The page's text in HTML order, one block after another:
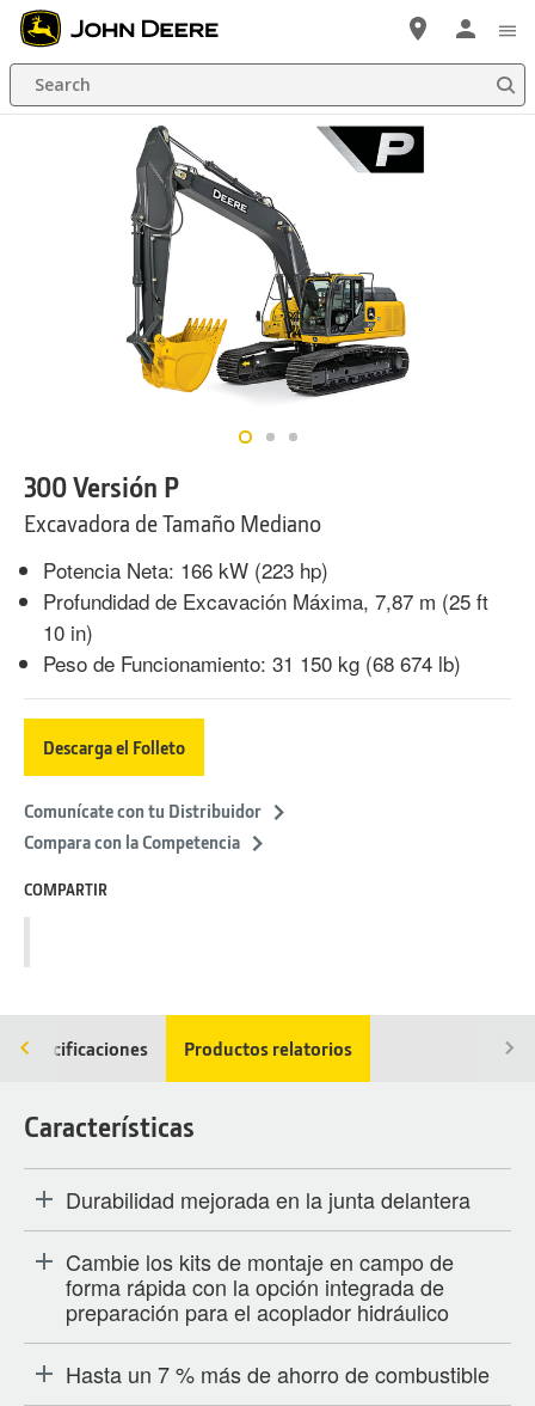
Saltar
a
contenido
principal
Search
300 Versión P
Excavadora de Tamaño Mediano
Potencia Neta: 166 kW (223 hp)
Profundidad de Excavación Máxima, 7,87 m (25 ft
10 in)
Peso de Funcionamiento: 31 150 kg (68 674 lb)
Descarga el Folleto
Comunícate con tu Distribuidor
Compara con la Competencia
COMPARTIR
Especificaciones Productos relatorios
Características
Durabilidad mejorada en la junta delantera
Cambie los kits de montaje en campo de
forma rápida con la opción integrada de
preparación para el acoplador hidráulico
Hasta un 7 % más de ahorro de combustible